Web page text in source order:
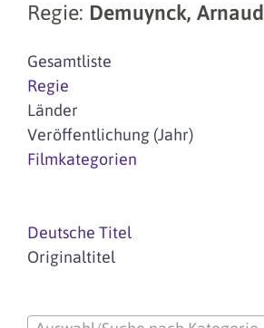
Regie: Demuynck, Arnaud
Gesamtliste
Regie
Länder
Veröffentlichung (Jahr)
Filmkategorien
Deutsche Titel
Originaltitel